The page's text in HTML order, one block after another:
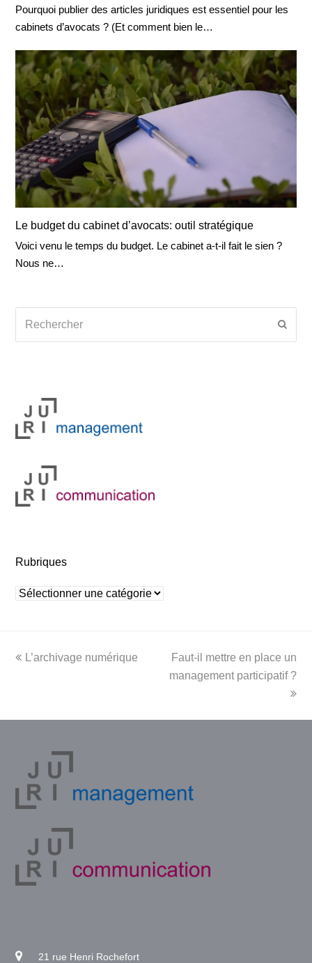
Pourquoi publier des articles juridiques est essentiel pour les
cabinets d’avocats ? (Et comment bien le…
Le budget du cabinet d’avocats: outil stratégique
Voici venu le temps du budget. Le cabinet a-t-il fait le sien ?
Nous ne…
Rubriques
Rubriques
previous
L’archivage numérique
next
post:
Faut-il mettre en place un
management participatif ?
21 rue Henri Rochefort